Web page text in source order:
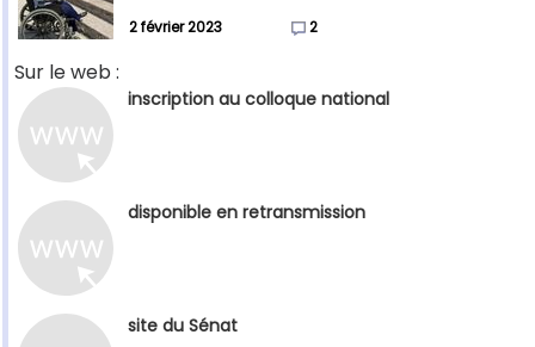
2 février 2023 2
Sur le web :
inscription au colloque national
disponible en retransmission
site du Sénat